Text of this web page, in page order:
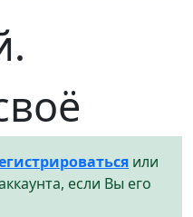
или
если Вы его